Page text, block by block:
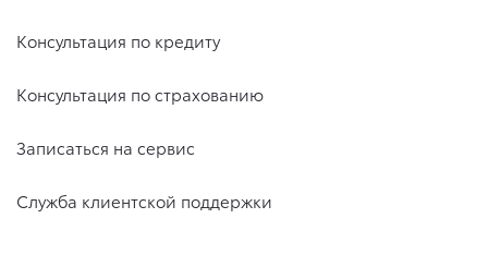
Консультация по кредиту
Консультация по страхованию
Записаться на сервис
Служба клиентской поддержки